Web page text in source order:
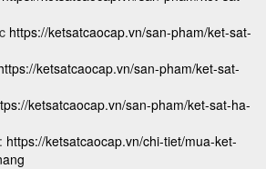
https://ketsatcaocap.vn/san-pham/ket-sat-
ketsatcaocap.vn/san-pham/ket-sat-
ketsatcaocap.vn/san-pham/ket-sat-ha-
https://ketsatcaocap.vn/chi-tiet/mua-ket-